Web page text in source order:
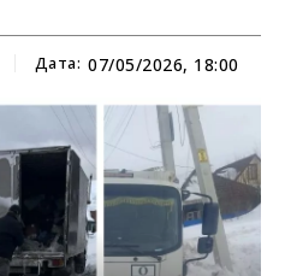
Дата: 07/05/2026, 18:00